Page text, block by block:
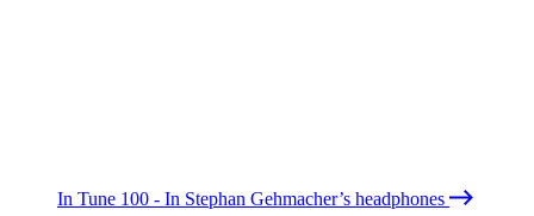
In Tune 100 - In Stephan Gehmacher’s headphones